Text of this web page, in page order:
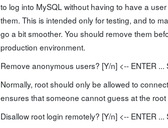
to log into MySQL without having to have a
them. This is intended only for testing, and to
go a bit smoother. You should remove them
production environment.
Remove anonymous users? [Y/n] <-- ENTER ...
Normally, root should only be allowed to connect
ensures that someone cannot guess at the
Disallow root login remotely? [Y/n] <-- ENTER ...